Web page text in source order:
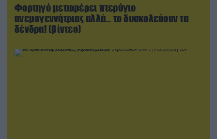
Φορτηγό μεταφέρει πτερύγιο
ανεμογεννήτριας αλλά… το δυσκολεύουν τα
δένδρα! (βίντεο)